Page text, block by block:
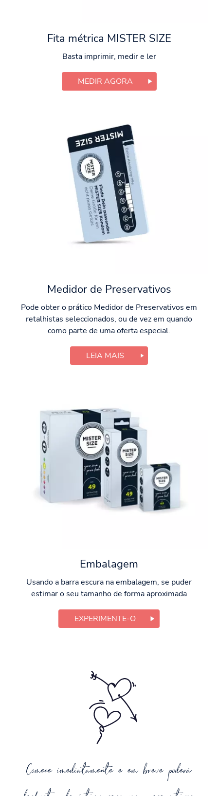
Fita métrica MISTER SIZE
Basta imprimir, medir e ler
MEDIR AGORA
Medidor de Preservativos
Pode obter o prático Medidor de Preservativos em
retalhistas seleccionados, ou de vez em quando
como parte de uma oferta especial.
LEIA MAIS
Embalagem
Usando a barra escura na embalagem, se puder
estimar o seu tamanho de forma aproximada
EXPERIMENTE-O
Comece imediatamente e em breve poderá